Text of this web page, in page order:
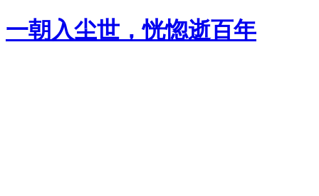
to
一朝入尘世，恍惚逝百年